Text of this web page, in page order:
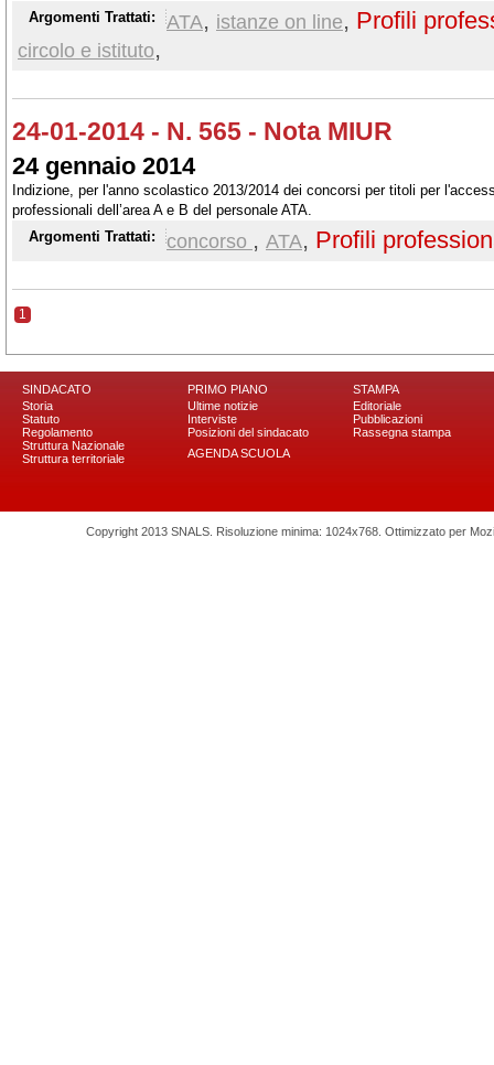
s. 2014/2015: - Istanze on-line -
Argomenti Trattati: ATA, istanze on line, Profili
circolo e istituto,
24-01-2014 - N. 565 - Nota MIUR
24 gennaio 2014
Indizione, per l'anno scolastico 2013/2014 dei concorsi per titoli per
professionali dell’area A e B del personale ATA.
Argomenti Trattati:
concorso , ATA, Profili
1
SINDACATO
Storia
Statuto
Regolamento
Struttura Nazionale
Struttura territoriale
PRIMO PIANO
Ultime notizie
Interviste
Posizioni del sindacato
AGENDA SCUOLA
STAMPA
Editoriale
Pubblicazioni
Rassegna stampa
Copyright 2013 SNALS. Risoluzione minima: 1024x768. Ottimizzato per